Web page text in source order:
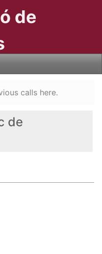
de
de
calls here.